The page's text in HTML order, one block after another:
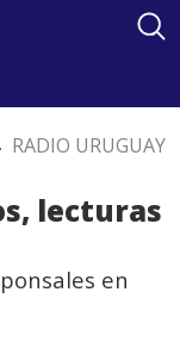
. RADIO URUGUAY
lecturas
en